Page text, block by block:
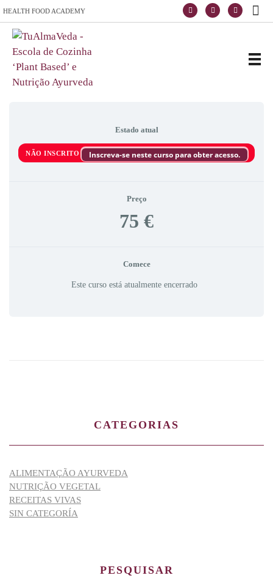
HEALTH FOOD ACADEMY
Estado atual
NÃO INSCRITO Inscreva-se neste curso para obter acesso.
Preço
75 €
Comece
Este curso está atualmente encerrado
CATEGORIAS
ALIMENTAÇÃO AYURVEDA
NUTRIÇÃO VEGETAL
RECEITAS VIVAS
SIN CATEGORÍA
PESQUISAR